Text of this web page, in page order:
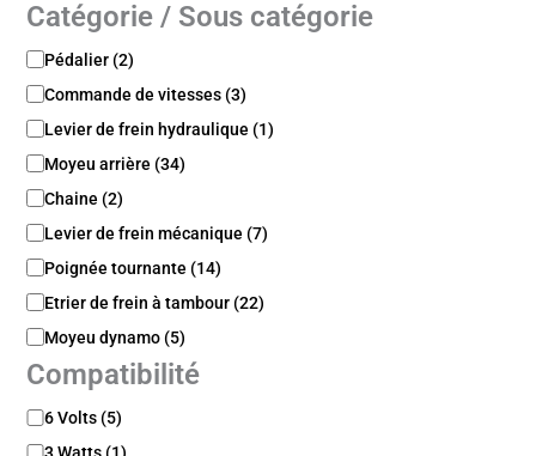
tCatégorie / Sous catégorie
C
t
é
g
o
r
i
e
/
S
u
s
a
Pédalier (2)
Commande de vitesses (3)
Levier de frein hydraulique (1)
Moyeu arrière (34)
Chaine (2)
Levier de frein mécanique (7)
Poignée tournante (14)
Etrier de frein à tambour (22)
Moyeu dynamo (5)
Compatibilité
C 6 Volts (5)